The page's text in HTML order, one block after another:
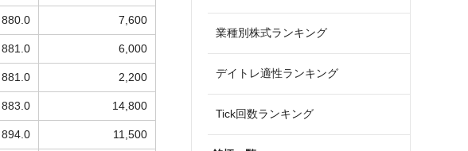
880.0 7,600
881.0 6,000
881.0 2,200
883.0 14,800
894.0 11,500
業種別株式ランキング
デイトレ適性ランキング
Tick回数ランキング